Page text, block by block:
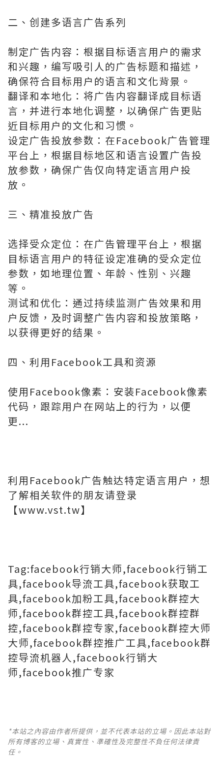
二、创建多语言广告系列
制定广告内容：根据目标语言用户的需求
和兴趣，编写吸引人的广告标题和描述，
确保符合目标用户的语言和文化背景。
翻译和本地化：将广告内容翻译成目标语
言，并进行本地化调整，以确保广告更贴
近目标用户的文化和习惯。
设定广告投放参数：在Facebook广告管理
平台上，根据目标地区和语言设置广告投
放参数，确保广告仅向特定语言用户投
放。
三、精准投放广告
选择受众定位：在广告管理平台上，根据
目标语言用户的特征设定准确的受众定位
参数，如地理位置、年龄、性别、兴趣
等。
测试和优化：通过持续监测广告效果和用
户反馈，及时调整广告内容和投放策略，
以获得更好的结果。
四、利用Facebook工具和资源
使用Facebook像素：安装Facebook像素
代码，跟踪用户在网站上的行为，以便
更...
利用Facebook广告触达特定语言用户，想
了解相关软件的朋友请登录
【www.vst.tw】
Tag:facebook行销大师,facebook行销工
具,facebook导流工具,facebook获取工
具,facebook加粉工具,facebook群控大
师,facebook群控工具,facebook群控群
控,facebook群控专家,facebook群控大师
大师,facebook群控推广工具,facebook群
控导流机器人,facebook行销大
师,facebook推广专家
*本站之內容由作者所提供，並不代表本站的立場。因此本站對
所有博客的立場、真實性、準確性及完整性不負任何法律責
任。